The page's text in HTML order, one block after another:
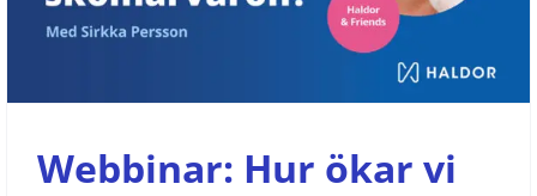
Haldor & friends On demand Webbinar
Webbinar: Hur ökar vi